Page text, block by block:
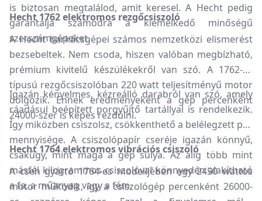
is biztosan megtalálod, amit keresel. A Hecht pedig
garantálja számodra a kiemelkedő minőségű
szerszámgépeket.
Hecht 1762 elektromos rezgőcsiszoló
A Hecht barkácsgépei számos nemzetközi elismerést
bezsebeltek. Nem csoda, hiszen valóban megbízható,
prémium kivitelű készülékekről van szó. A 1762-es
típusú rezgőcsiszolóban 220 watt teljesítményű motor
dolgozik. Ennek eredményeként a gép percenként
24000-szer is képes rezdülni.
Igazán kényelmes, kézreálló darabról van szó, amely
ráadásul beépített porgyűjtő tartállyal is rendelkezik.
Így miközben csiszolsz, csökkenthető a belélegzett por
mennyisége. A csiszolópapír cseréje igazán könnyű,
csakúgy, mint maga a gép súlya. Az alig több mint
másfél kilogrammos csiszolóval könnyedén alakítható
a fa, a műanyag vagy a fém.
Hecht 1764 elektromos vibrációs csiszoló
A cseh gyártó 1764-es modelljében egy 2450 wattos
motor működik, így a csiszológép percenként 26000-